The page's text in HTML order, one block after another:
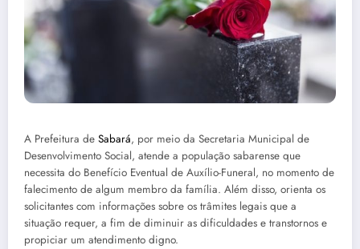
A Prefeitura de Sabará, por meio da Secretaria Municipal de
Desenvolvimento Social, atende a população sabarense que
necessita do Benefício Eventual de Auxílio-Funeral, no momento de
falecimento de algum membro da família. Além disso, orienta os
solicitantes com informações sobre os trâmites legais que a
situação requer, a fim de diminuir as dificuldades e transtornos e
propiciar um atendimento digno.